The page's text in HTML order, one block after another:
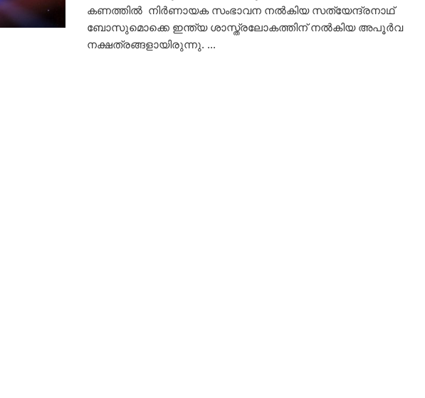
കണത്തില്‍ നിര്‍ണായക സംഭാവന നല്‍കിയ സത്യേന്ദ്രനാഥ്
ബോസുമൊക്കെ ഇന്ത്യ ശാസ്ത്രലോകത്തിന് നല്‍കിയ അപൂര്‍വ
നക്ഷത്രങ്ങളായിരുന്നു. ...